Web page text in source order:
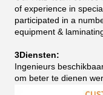
of experience in
participated in a
equipment &
3Diensten:
Ingenieurs
om beter te dienen